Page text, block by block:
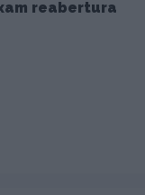
reabertura